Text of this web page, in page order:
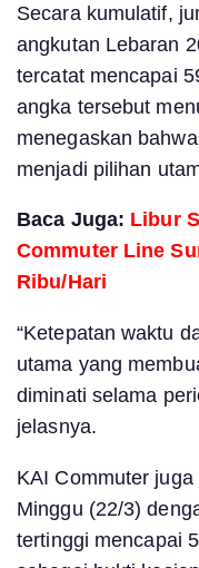
Secara kumulatif,
angkutan Lebaran
tercatat mencapai
angka tersebut
menegaskan
menjadi pilihan
Baca Juga: Libur
Commuter Line
Ribu/Hari
“Ketepatan waktu
utama yang
diminati selama
jelasnya.
KAI Commuter
Minggu (22/3)
tertinggi mencapai